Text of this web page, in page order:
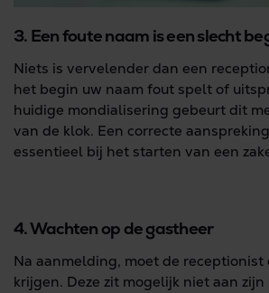
3. Een foute naam is een slecht
Niets is vervelender dan een
het begin uw naam fout spelt of
huidige mondialisering gebeurt dit
van de klok. Een correcte
essentieel bij het starten van een
4. Wachten op de gastheer
Na aanmelding, moet de receptionist
krijgen. Deze zit mogelijk niet aan